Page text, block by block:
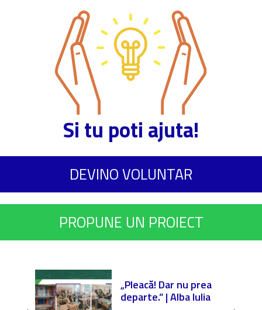
Si tu poti ajuta!
DEVINO VOLUNTAR
PROPUNE UN PROIECT
„Pleacă! Dar nu prea
departe.” | Alba Iulia